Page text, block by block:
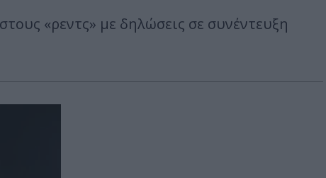
«ρεντς» με δηλώσεις σε συνέντευξη